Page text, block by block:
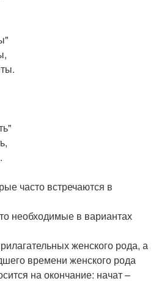
часто встречаются в
необходимые в вариантах
женского рода, а
времени женского рода
на окончание: начат –